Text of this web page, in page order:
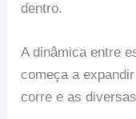
dentro.
A dinâmica entre
começa a
corre e as